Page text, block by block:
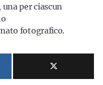
una per ciascun
fotografico.